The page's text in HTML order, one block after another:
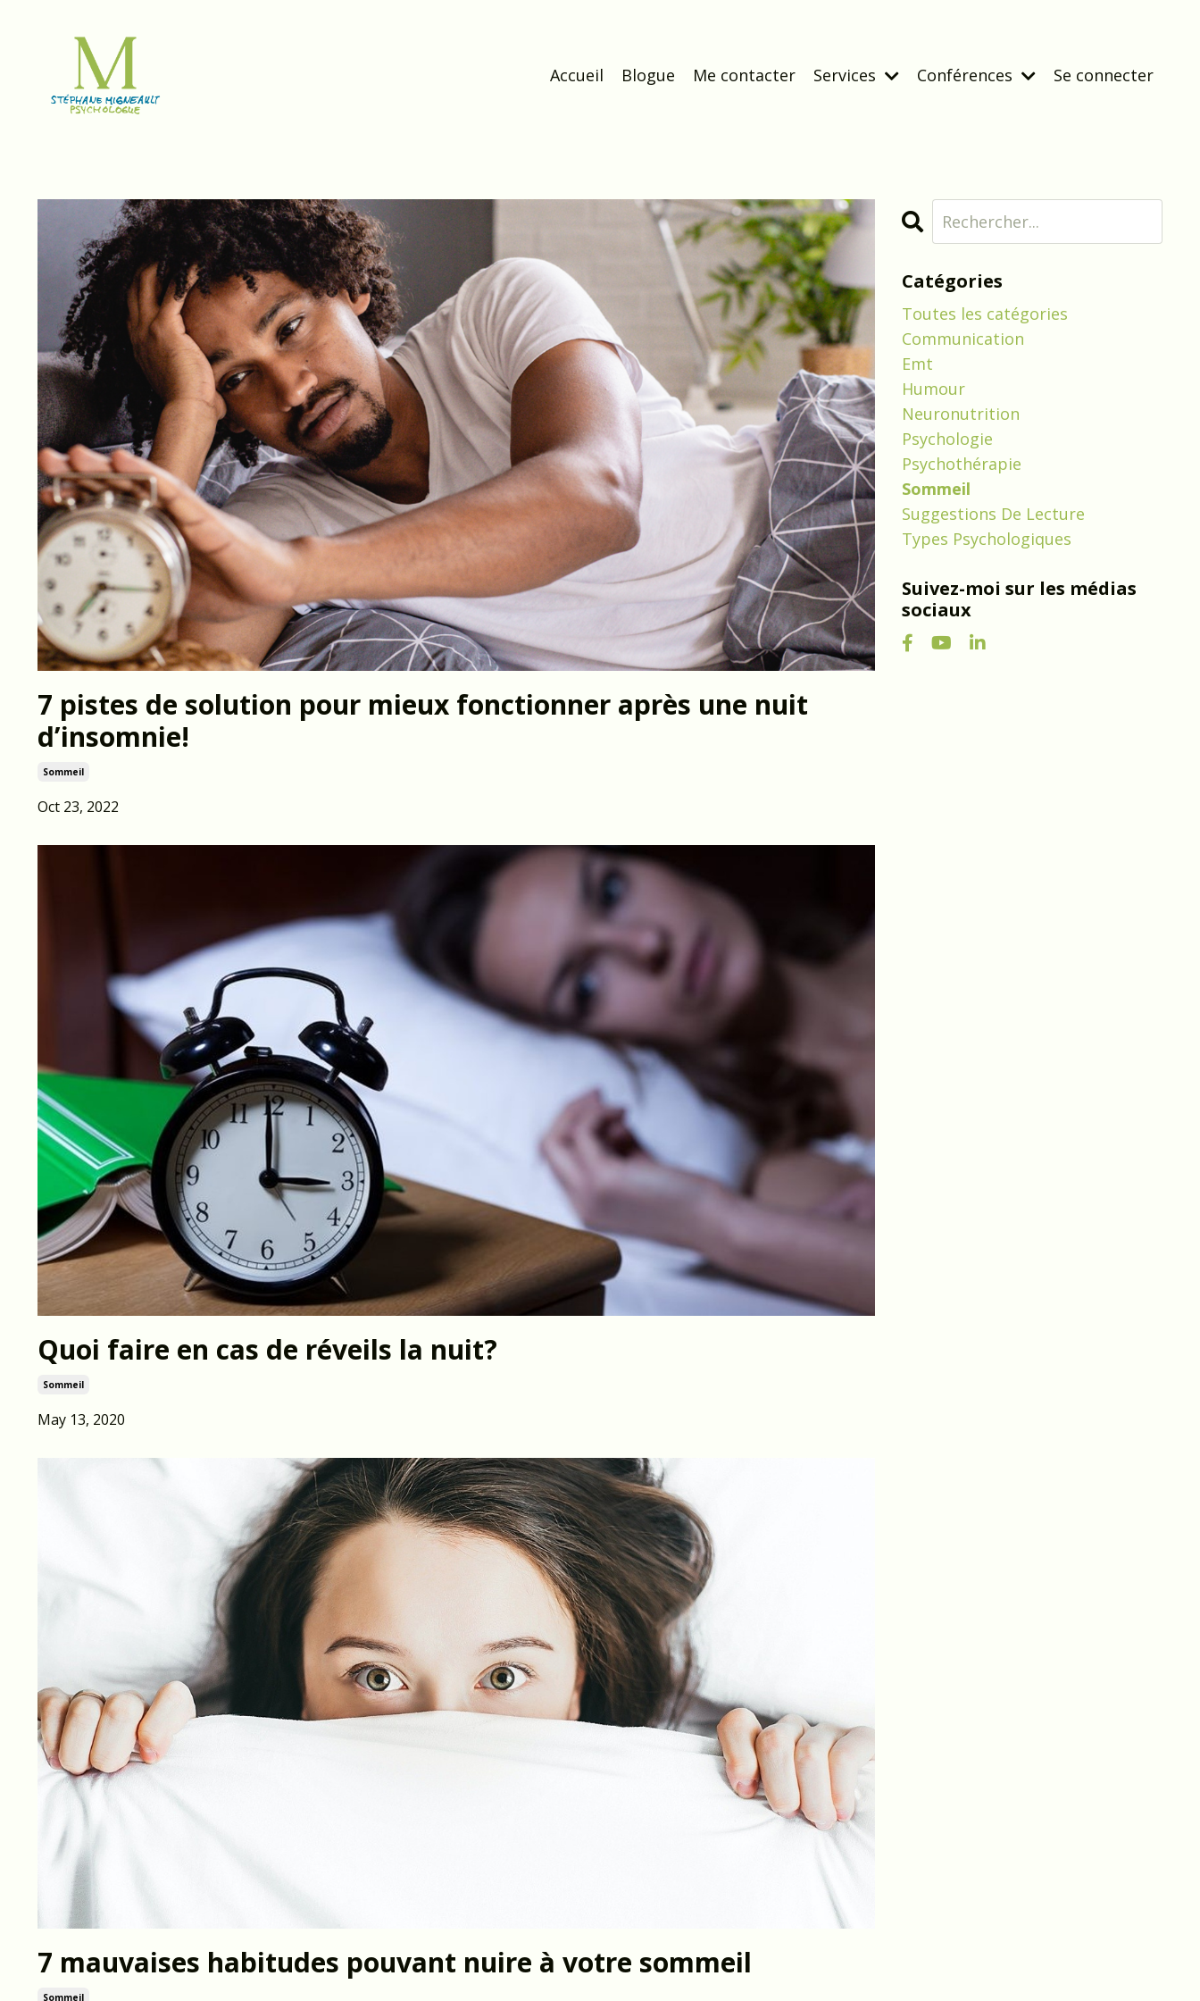
Accueil Blogue Me contacter Services Conférences Se connecter
7 pistes de solution pour mieux fonctionner après une nuit
d’insomnie!
Sommeil
Oct 23, 2022
Quoi faire en cas de réveils la nuit?
Sommeil
May 13, 2020
7 mauvaises habitudes pouvant nuire à votre sommeil
Sommeil
Catégories
Toutes les catégories
Communication
Emt
Humour
Neuronutrition
Psychologie
Psychothérapie
Sommeil
Suggestions De Lecture
Types Psychologiques
Suivez-moi sur les médias
sociaux